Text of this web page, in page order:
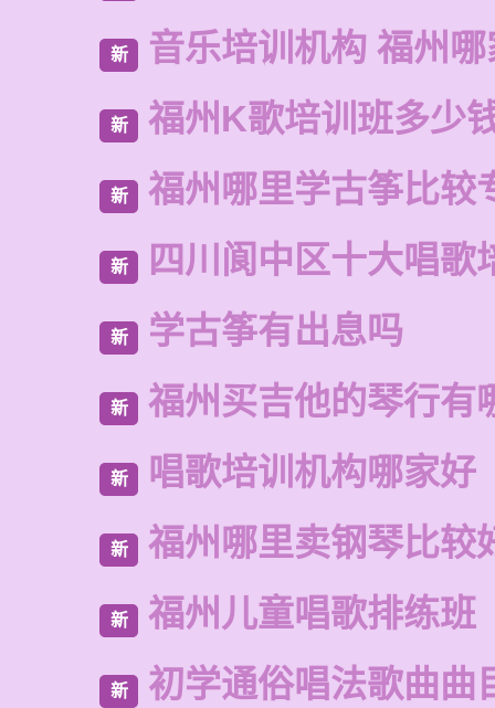
新 音乐培训机构 福州
新 福州K歌培训班多少
新 福州哪里学古筝比较
新 四川阆中区十大唱歌
新 学古筝有出息吗
新 福州买吉他的琴行有
新 唱歌培训机构哪家好
新 福州哪里卖钢琴比较
新 福州儿童唱歌排练班
新 初学通俗唱法歌曲曲